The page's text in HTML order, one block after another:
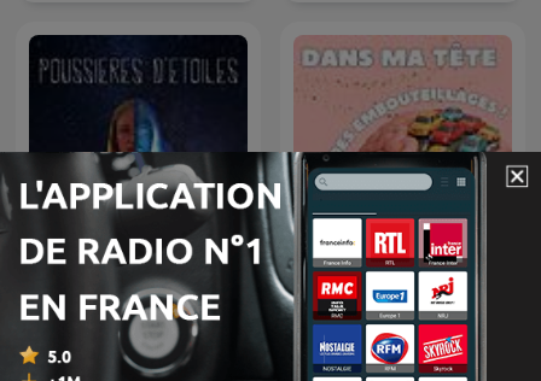
Poussières d'étoiles
Dans ma tête, y’a des
embouteillages ! Bulles de
calme pour cerveaux
agités